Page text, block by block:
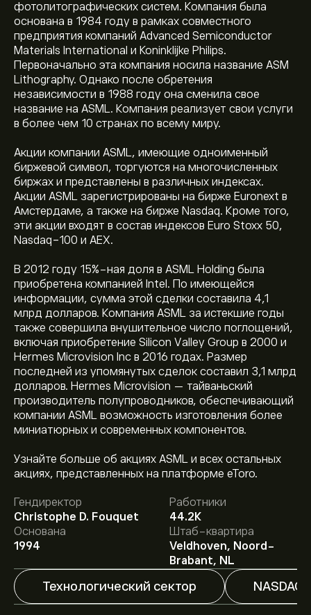
фотолитографических систем. Компания была
основана в 1984 году в рамках совместного
предприятия компаний Advanced Semiconductor
Materials International и Koninklijke Philips.
Первоначально эта компания носила название ASM
Lithography. Однако после обретения
независимости в 1988 году она сменила свое
название на ASML. Компания реализует свои услуги
в более чем 10 странах по всему миру.
Акции компании ASML, имеющие одноименный
биржевой символ, торгуются на многочисленных
биржах и представлены в различных индексах.
Акции ASML зарегистрированы на бирже Euronext в
Амстердаме, а также на бирже Nasdaq. Кроме того,
эти акции входят в состав индексов Euro Stoxx 50,
Nasdaq-100 и AEX.
В 2012 году 15%-ная доля в ASML Holding была
приобретена компанией Intel. По имеющейся
информации, сумма этой сделки составила 4,1
млрд долларов. Компания ASML за истекшие годы
также совершила внушительное число поглощений,
включая приобретение Silicon Valley Group в 2000 и
Hermes Microvision Inc в 2016 годах. Размер
последней из упомянутых сделок составил 3,1 млрд
долларов. Hermes Microvision — тайваньский
производитель полупроводников, обеспечивающий
компании ASML возможность изготовления более
миниатюрных и современных компонентов.
Узнайте больше об акциях ASML и всех остальных
акциях, представленных на платформе eToro.
Гендиректор
Christophe D. Fouquet
Работники
44.2K
Основана
1994
Штаб-квартира
Veldhoven, Noord-
Brabant, NL
Технологический сектор NASDAQ
Текущая цена акции ASML составляет 1,740.99‎$‎.
Средняя целевая цена акции ASML Holding NV
составляет 1,740.99‎$‎.Зарегистрируйтесь
чтобы получить подробные прогнозы и целевые
цены от аналитиков.
Аналитики предоставляют прогнозы по акции ASML
Holding NV, основываясь на рыночных тенденциях,
финансовых отчетах и предполагаемом росте.
Ознакомьтесь с последним прогнозом для будущих